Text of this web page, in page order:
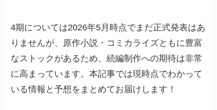
4期については2026年5月時点でまだ正式発表はあ
りませんが、原作小説・コミカライズともに豊富
なストックがあるため、続編制作への期待は非常
に高まっています。本記事では現時点でわかって
いる情報と予想をまとめてお届けします！